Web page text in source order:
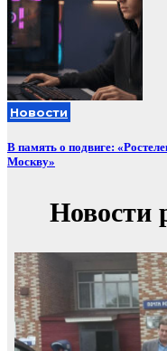
Новости
В память о подвиге:
Москву»